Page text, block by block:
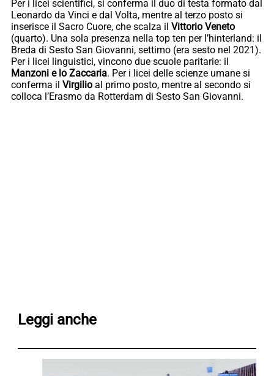
Per i licei scientifici, si conferma il duo di testa formato dal
Leonardo da Vinci e dal Volta, mentre al terzo posto si
inserisce il Sacro Cuore, che scalza il Vittorio Veneto
(quarto). Una sola presenza nella top ten per l’hinterland: il
Breda di Sesto San Giovanni, settimo (era sesto nel 2021).
Per i licei linguistici, vincono due scuole paritarie: il
Manzoni e lo Zaccaria. Per i licei delle scienze umane si
conferma il Virgilio al primo posto, mentre al secondo si
colloca l’Erasmo da Rotterdam di Sesto San Giovanni.
Leggi anche